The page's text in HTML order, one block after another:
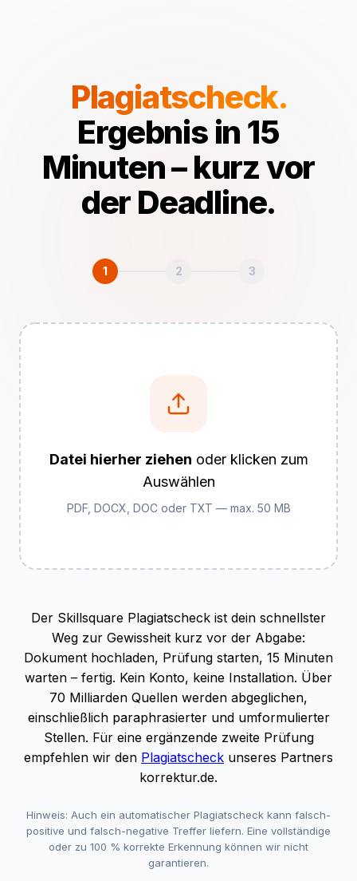
Plagiatscheck.
Ergebnis in 15
Minuten – kurz vor
der Deadline.
1 2 3
Datei hierher ziehen oder klicken zum
Auswählen
PDF, DOCX, DOC oder TXT — max. 50 MB
Der Skillsquare Plagiatscheck ist dein schnellster
Weg zur Gewissheit kurz vor der Abgabe:
Dokument hochladen, Prüfung starten, 15 Minuten
warten – fertig. Kein Konto, keine Installation. Über
70 Milliarden Quellen werden abgeglichen,
einschließlich paraphrasierter und umformulierter
Stellen. Für eine ergänzende zweite Prüfung
empfehlen wir den Plagiatscheck unseres Partners
korrektur.de.
Hinweis: Auch ein automatischer Plagiatscheck kann falsch-
positive und falsch-negative Treffer liefern. Eine vollständige
oder zu 100 % korrekte Erkennung können wir nicht
garantieren.